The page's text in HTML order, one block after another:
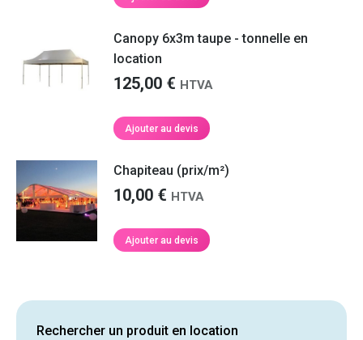
Canopy 6x3m taupe - tonnelle en
location
125,00 € HTVA
Ajouter au devis
Chapiteau (prix/m²)
10,00 € HTVA
Ajouter au devis
Rechercher un produit en location